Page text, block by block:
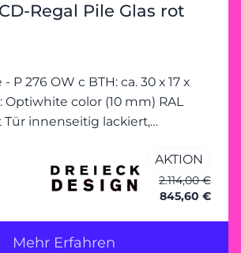
Regal Pile Glas rot
AKTION
2.114,00 €
845,60 €
Mehr Erfahren